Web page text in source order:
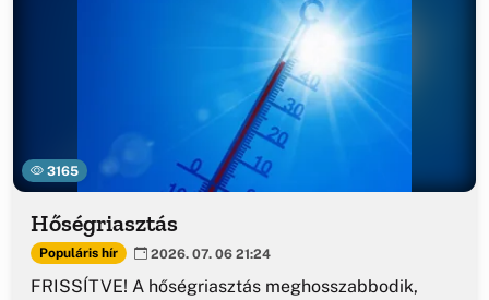
3165
Hőségriasztás
Populáris hír 2026. 07. 06 21:24
FRISSÍTVE! A hőségriasztás meghosszabbodik,